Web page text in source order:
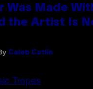
Was Made
the Artist Is
Caleb Catlin